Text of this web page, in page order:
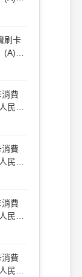
費
民幣
費
民幣
費
民幣
費
民幣